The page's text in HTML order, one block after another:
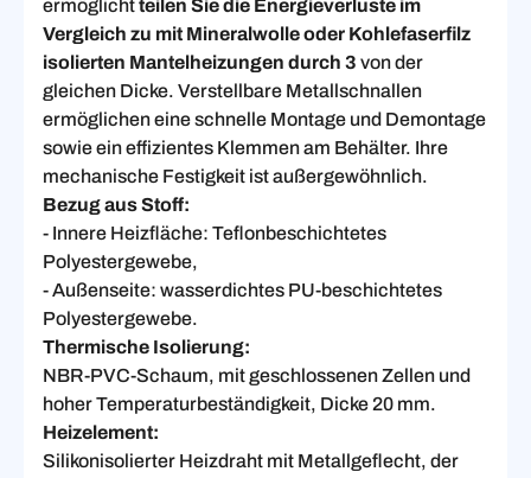
ermöglichtteilen Sie die Energieverluste im
Vergleich zu mit Mineralwolle oder Kohlefaserfilz
isolierten Mantelheizungen durch 3 von der
gleichen Dicke. Verstellbare Metallschnallen
ermöglichen eine schnelle Montage und Demontage
sowie ein effizientes Klemmen am Behälter. Ihre
mechanische Festigkeit ist außergewöhnlich.
Bezug aus Stoff:
- Innere Heizfläche: Teflonbeschichtetes
Polyestergewebe,
- Außenseite: wasserdichtes PU-beschichtetes
Polyestergewebe.
Thermische Isolierung:
NBR-PVC-Schaum, mit geschlossenen Zellen und
hoher Temperaturbeständigkeit, Dicke 20 mm.
Heizelement:
Silikonisolierter Heizdraht mit Metallgeflecht, der